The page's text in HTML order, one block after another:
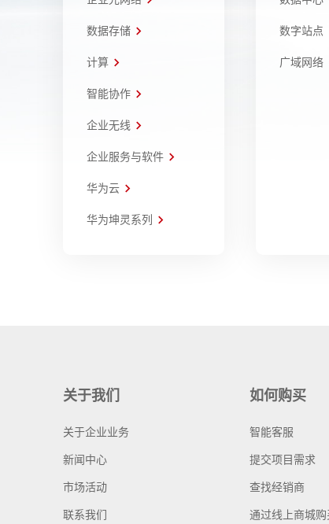
数据存储
计算
智能协作
企业无线
企业服务与软件
华为云
华为坤灵系列
数字站点
广域网络
关于我们
关于企业业务
新闻中心
市场活动
联系我们
如何购买
智能客服
提交项目需求
查找经销商
通过线上商城购